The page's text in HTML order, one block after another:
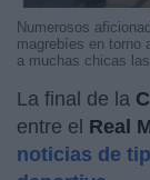
Numerosos
magrebíes en torno
a muchas chicas
La final de la
entre el Real
noticias de